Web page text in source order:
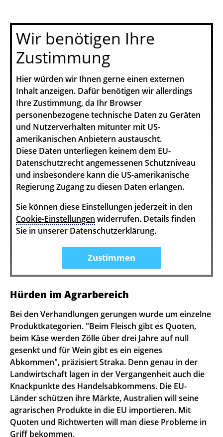
Wir benötigen Ihre
Zustimmung
Hier würden wir Ihnen gerne einen externen
Inhalt anzeigen. Dafür benötigen wir allerdings
Ihre Zustimmung, da Ihr Browser
personenbezogene technische Daten zu Geräten
und Nutzerverhalten mitunter mit US-
amerikanischen Anbietern austauscht.
Diese Daten unterliegen keinem dem EU-
Datenschutzrecht angemessenen Schutzniveau
und insbesondere kann die US-amerikanische
Regierung Zugang zu diesen Daten erlangen.
Sie können diese Einstellungen jederzeit in den
Cookie-Einstellungen widerrufen. Details finden
Sie in unserer Datenschutzerklärung.
Zustimmen
Hürden im Agrarbereich
Bei den Verhandlungen gerungen wurde um einzelne
Produktkategorien. "Beim Fleisch gibt es Quoten,
beim Käse werden Zölle über drei Jahre auf null
gesenkt und für Wein gibt es ein eigenes
Abkommen", präzisiert Straka. Denn genau in der
Landwirtschaft lagen in der Vergangenheit auch die
Knackpunkte des Handelsabkommens. Die EU-
Länder schützen ihre Märkte, Australien will seine
agrarischen Produkte in die EU importieren. Mit
Quoten und Richtwerten will man diese Probleme in
Griff bekommen.